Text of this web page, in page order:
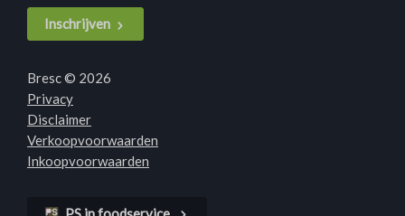
Inschrijven
Bresc © 2026
Privacy
Disclaimer
Verkoopvoorwaarden
Inkoopvoorwaarden